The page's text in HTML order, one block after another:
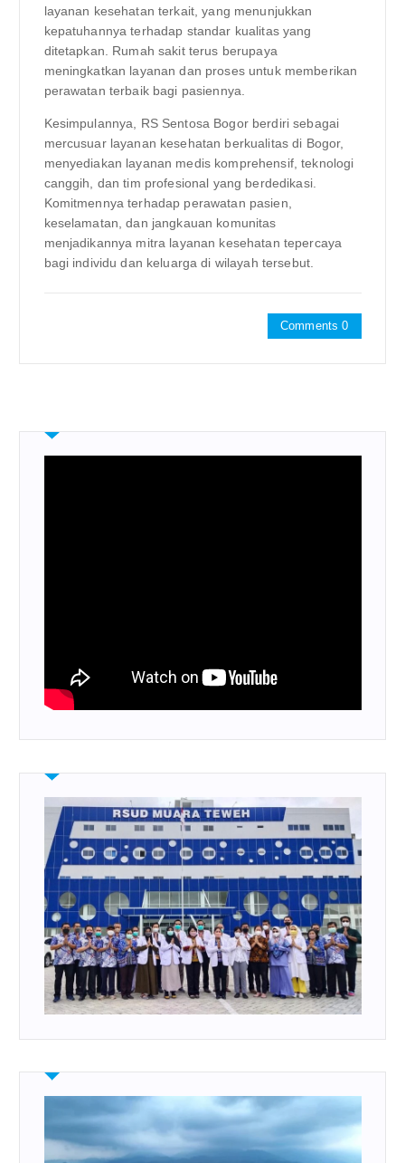
layanan kesehatan terkait, yang menunjukkan
kepatuhannya terhadap standar kualitas yang
ditetapkan. Rumah sakit terus berupaya
meningkatkan layanan dan proses untuk memberikan
perawatan terbaik bagi pasiennya.
Kesimpulannya, RS Sentosa Bogor berdiri sebagai
mercusuar layanan kesehatan berkualitas di Bogor,
menyediakan layanan medis komprehensif, teknologi
canggih, dan tim profesional yang berdedikasi.
Komitmennya terhadap perawatan pasien,
keselamatan, dan jangkauan komunitas
menjadikannya mitra layanan kesehatan tepercaya
bagi individu dan keluarga di wilayah tersebut.
Comments 0